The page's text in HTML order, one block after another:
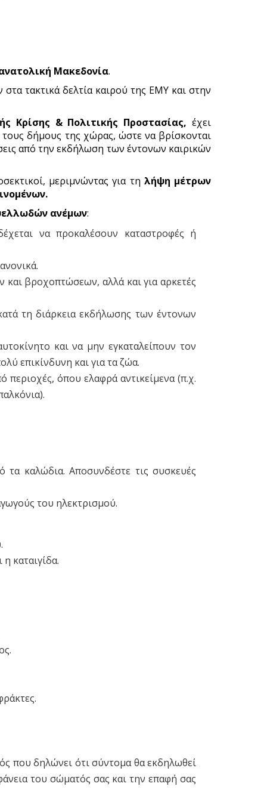
Μακεδονία.
τακτικά δελτία καιρού της ΕΜΥ και στην
Κρίσης & Πολιτικής Προστασίας, έχει
τους δήμους της χώρας, ώστε να βρίσκονται
από την εκδήλωση των έντονων καιρικών
μεριμνώντας για τη λήψη μέτρων
ανέμων:
να προκαλέσουν καταστροφές ή
και βροχοπτώσεων, αλλά και για αρκετές
τη διάρκεια εκδήλωσης των έντονων
και να μην εγκαταλείπουν τον
επικίνδυνη και για τα ζώα.
όπου ελαφρά αντικείμενα (π.χ.
καλώδια. Αποσυνδέστε τις συσκευές
του ηλεκτρισμού.
καταιγίδα.
που δηλώνει ότι σύντομα θα εκδηλωθεί
του σώματός σας και την επαφή σας